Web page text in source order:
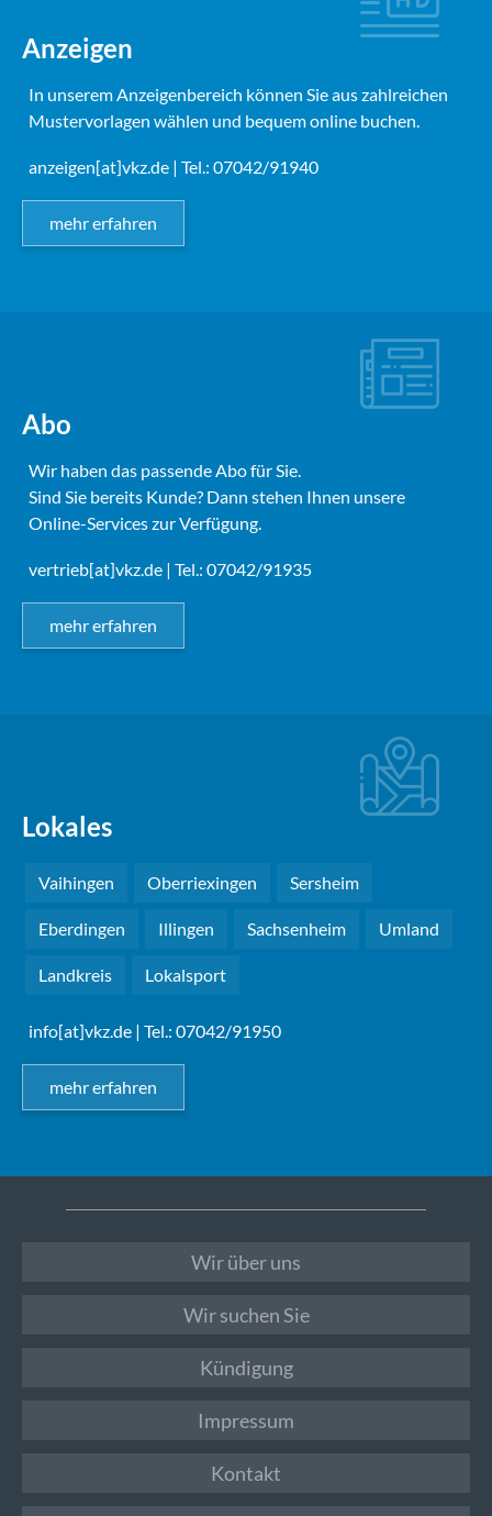
Anzeigen
In unserem Anzeigenbereich können Sie aus zahlreichen
Mustervorlagen wählen und bequem online buchen.
anzeigen[at]vkz.de | Tel.: 07042/91940
mehr erfahren
Abo
Wir haben das passende Abo für Sie.
Sind Sie bereits Kunde? Dann stehen Ihnen unsere
Online-Services zur Verfügung.
vertrieb[at]vkz.de | Tel.: 07042/91935
mehr erfahren
Lokales
Vaihingen Oberriexingen Sersheim
Eberdingen Illingen Sachsenheim Umland
Landkreis Lokalsport
info[at]vkz.de | Tel.: 07042/91950
mehr erfahren
Wir über uns
Wir suchen Sie
Kündigung
Impressum
Kontakt